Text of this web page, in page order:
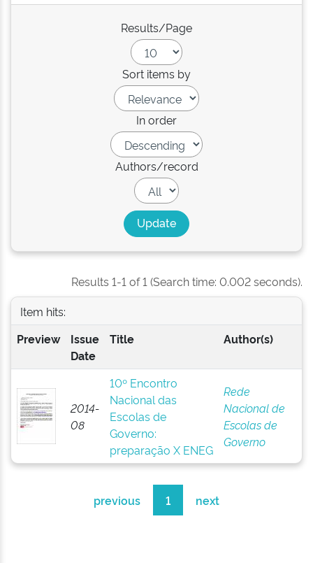
Results/Page
Sort items by
In order
Authors/record
Results 1-1 of 1 (Search time: 0.002 seconds).
Item hits:
Preview
Issue
Date
Title Author(s)
2014-
08
10º Encontro
Nacional das
Escolas de
Governo:
preparação X ENEG
Rede
Nacional de
Escolas de
Governo
previous 1 next